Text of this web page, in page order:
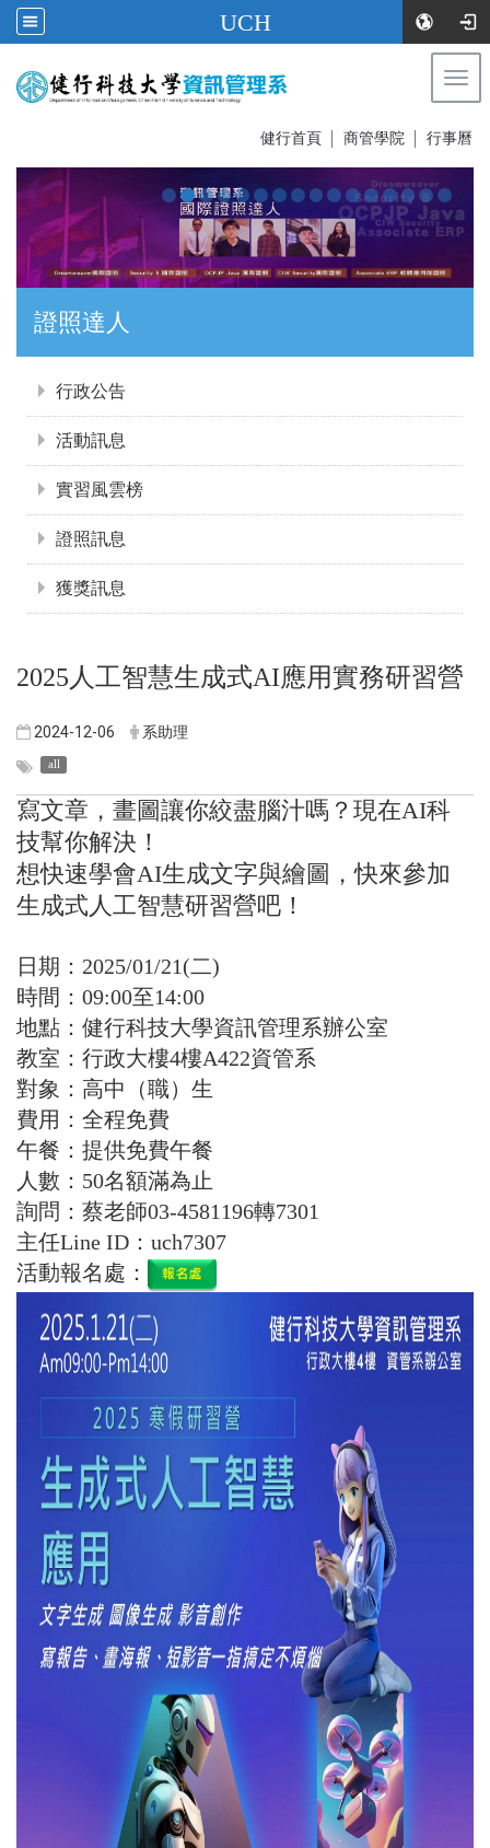
UCH
健行首頁 商管學院 行事曆
證照達人
行政公告
活動訊息
實習風雲榜
證照訊息
獲獎訊息
2025人工智慧生成式AI應用實務研習營
2024-12-06 系助理
all
寫文章，畫圖讓你絞盡腦汁嗎？現在AI科
技幫你解決！
想快速學會AI生成文字與繪圖，快來參加
生成式人工智慧研習營吧！
日期：2025/01/21(二)
時間：09:00至14:00
地點：健行科技大學資訊管理系辦公室
教室：行政大樓4樓A422資管系
對象：⾼中（職）⽣
費用：全程免費
午餐：提供免費午餐
人數：50名額滿為止
詢問：蔡老師03-4581196轉7301
主任Line ID：uch7307
活動報名處：